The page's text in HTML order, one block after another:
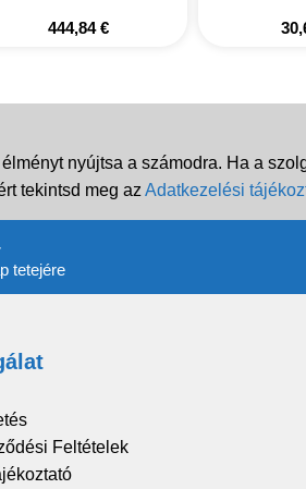
444,84€
nyújtsa a számodra. Ha a
tekintsd meg az Adatkezelési
tetejére
Feltételek